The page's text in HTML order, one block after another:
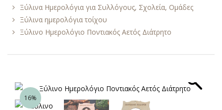
Ξύλινα Ημερολόγια για Συλλόγους, Σχολεία, Ομάδες
Ξύλινα ημερολόγια τοίχου
Ξύλινο Ημερολόγιο Ποντιακός Αετός Διάτρητο
16%